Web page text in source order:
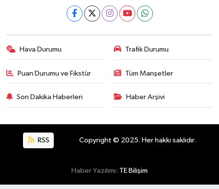
Hava Durumu Trafik Durumu
Puan Durumu ve Fikstür Tüm Manşetler
Son Dakika Haberleri Haber Arşivi
RSS Copyright © 2025. Her hakkı saklıdır.
Haber Yazılımı: TE Bilişim